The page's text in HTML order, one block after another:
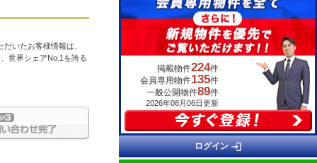
いたお客様情報は、
世界シェアNo.1を誇る
掲載物件224件
会員専用物件135件
一般公開物件89件
2026年08月06日更新
ログイン login